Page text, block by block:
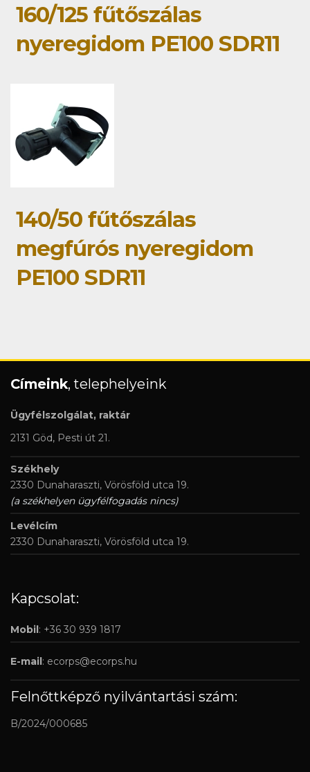
160/125 fűtőszálas
nyeregidom PE100 SDR11
140/50 fűtőszálas
megfúrós nyeregidom
PE100 SDR11
Címeink, telephelyeink
Ügyfélszolgálat, raktár
2131 Göd, Pesti út 21.
Székhely
2330 Dunaharaszti, Vörösföld utca 19.
(a székhelyen ügyfélfogadás nincs)
Levélcím
2330 Dunaharaszti, Vörösföld utca 19.
Kapcsolat:
Mobil: +36 30 939 1817
E-mail: ecorps@ecorps.hu
Felnőttképző nyilvántartási szám:
B/2024/000685